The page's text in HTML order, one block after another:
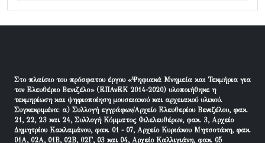
Στο πλαίσιο του πρόσφατου έργου «Ψηφιακά Μνημεία και Τεκμήρια για
τον Ελευθέριο Βενιζέλο» (ΕΠΑνΕΚ 2014-2020) υλοποιήθηκε η
τεκμηρίωση και ψηφιοποίηση μουσειακού και αρχειακού υλικού.
Συγκεκριμένα: α) Συλλογή εγγράφων/Αρχείο Ελευθερίου Βενιζέλου, φακ.
21, 22, 23 και 24, Συλλογή Κόμματος Φιλελευθέρων, φακ. 3, Αρχείο
Δημητρίου Κακλαμάνου, φακ. 01 - 07, Αρχείο Κυριάκου Μητσοτάκη, φακ.
01Α, 02Α, 01Β, 02Β, 02Γ, 03 και 04, Αρχείο Καλλιγιάνη, φακ. 05